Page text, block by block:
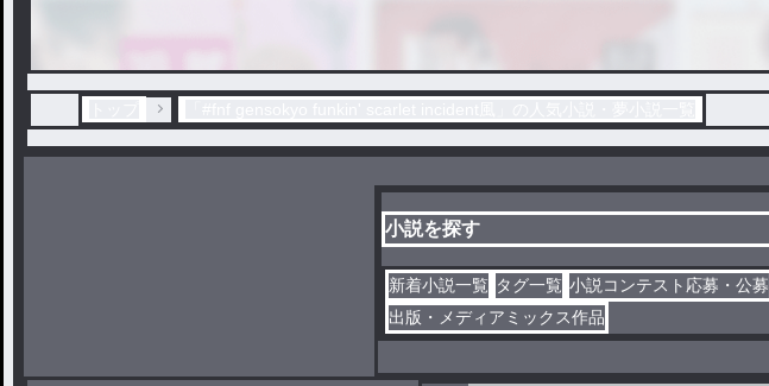
小説を探す
新着小説一覧 タグ一覧 小説コンテスト応募・公募
出版・メディアミックス作品